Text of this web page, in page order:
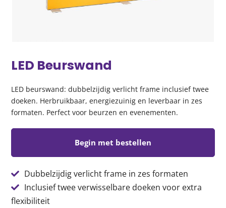
LED Beurswand
LED beurswand: dubbelzijdig verlicht frame inclusief twee
doeken. Herbruikbaar, energiezuinig en leverbaar in zes
formaten. Perfect voor beurzen en evenementen.
Begin met bestellen
Dubbelzijdig verlicht frame in zes formaten
Inclusief twee verwisselbare doeken voor extra
flexibiliteit